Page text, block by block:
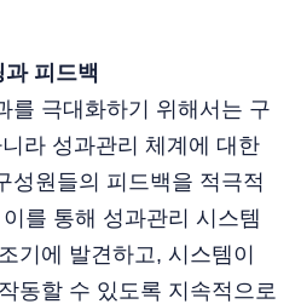
피드백
를 극대화하기 위해서는 구
라 성과관리 체계에 대한
성원들의 피드백을 적극적
를 통해 성과관리 시스템
기에 발견하고, 시스템이
동할 수 있도록 지속적으로